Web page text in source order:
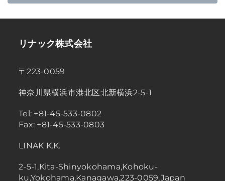
リナック株式会社
〒223-0059
神奈川県横浜市港北区北新横浜2-5-1
Tel: +81-45-533-0802
Fax: +81-45-533-0803
LINAK K.K.
2-5-1,Kita-Shinyokohama,Kohoku-
ku,Yokohama,Kanagawa,223-0059,Japan